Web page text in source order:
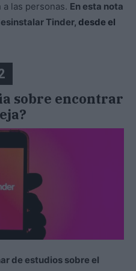
las personas. En esta nota
Tinder, desde el
sobre encontrar
de estudios sobre el